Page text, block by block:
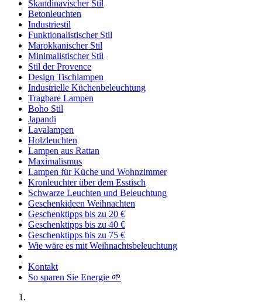
Skandinavischer Stil
Betonleuchten
Industriestil
Funktionalistischer Stil
Marokkanischer Stil
Minimalistischer Stil
Stil der Provence
Design Tischlampen
Industrielle Küchenbeleuchtung
Tragbare Lampen
Boho Stil
Japandi
Lavalampen
Holzleuchten
Lampen aus Rattan
Maximalismus
Lampen für Küche und Wohnzimmer
Kronleuchter über dem Esstisch
Schwarze Leuchten und Beleuchtung
Geschenkideen Weihnachten
Geschenktipps bis zu 20 €
Geschenktipps bis zu 40 €
Geschenktipps bis zu 75 €
Wie wäre es mit Weihnachtsbeleuchtung
Kontakt
So sparen Sie Energie 🌱